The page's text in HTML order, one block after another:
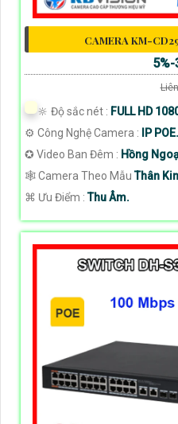
CAMERA KM-
5%-
🔆 Độ sắc nét : FULL HD
⚙ Công Nghệ Camera :
IP POE.
✪ Video Ban Đêm : Hồng
🕸️ Camera Theo MẫuThân
️⌘ Ưu Điểm :Thu Âm.